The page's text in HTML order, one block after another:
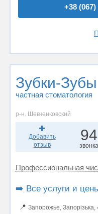
+38 (067)
Зубки-Зубы
частная стоматология
р-н. Шевченковский
Добавить
отзыв
94
звонка
Профессиональная
➡️ Все услуги и
📍 Запорожье,